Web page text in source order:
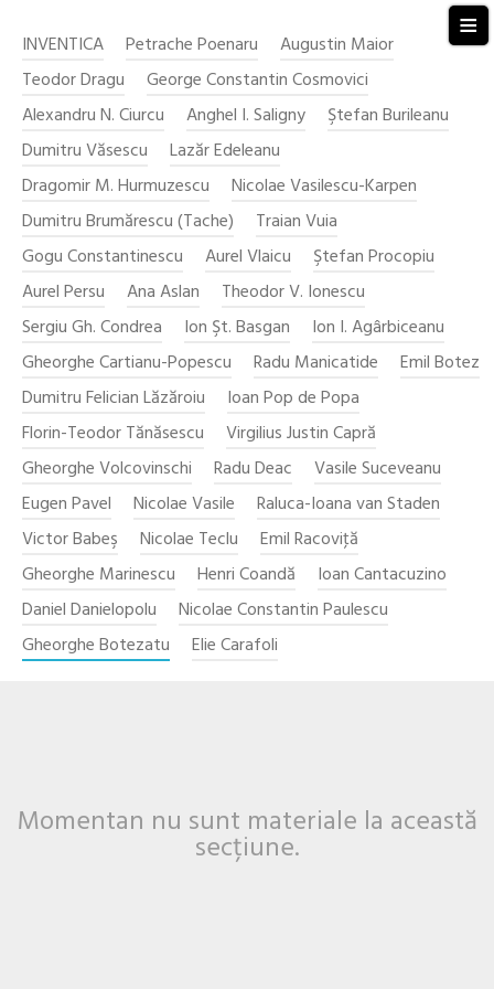
≡
INVENTICA Petrache Poenaru
Augustin Maior
Teodor Dragu
George Constantin Cosmovici
Alexandru N. Ciurcu
Anghel I. Saligny
Ştefan Burileanu
Dumitru Văsescu
Lazăr Edeleanu
Dragomir M. Hurmuzescu
Nicolae Vasilescu-Karpen
Dumitru Brumărescu (Tache)
Traian Vuia
Gogu Constantinescu
Aurel Vlaicu
Ştefan Procopiu
Aurel Persu
Ana Aslan
Theodor V. Ionescu
Sergiu Gh. Condrea
Ion Şt. Basgan
Ion I. Agârbiceanu
Gheorghe Cartianu-Popescu
Radu Manicatide
Emil Botez
Dumitru Felician Lăzăroiu
Ioan Pop de Popa
Florin-Teodor Tănăsescu
Virgilius Justin Capră
Gheorghe Volcovinschi
Radu Deac
Vasile Suceveanu
Eugen Pavel
Nicolae Vasile
Raluca-Ioana van Staden
Victor Babeş
Nicolae Teclu
Emil Racoviţă
Gheorghe Marinescu
Henri Coandă
Ioan Cantacuzino
Daniel Danielopolu
Nicolae Constantin Paulescu
Gheorghe Botezatu
Elie Carafoli
Momentan nu sunt materiale la această
secțiune.